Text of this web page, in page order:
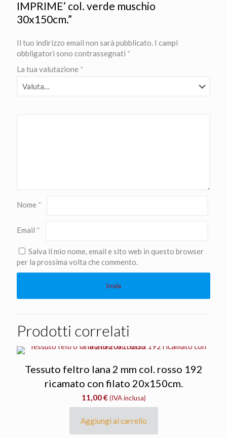
IMPRIME’ col. verde muschio
30x150cm.”
Il tuo indirizzo email non sarà pubblicato. I campi
obbligatori sono contrassegnati *
La tua valutazione *
Nome *
Email *
Salva il mio nome, email e sito web in questo browser
per la prossima volta che commento.
Prodotti correlati
Tessuto feltro lana 2 mm col. rosso 192
ricamato con filato 20x150cm.
11,00€ (IVA inclusa)
Aggiungi al carrello